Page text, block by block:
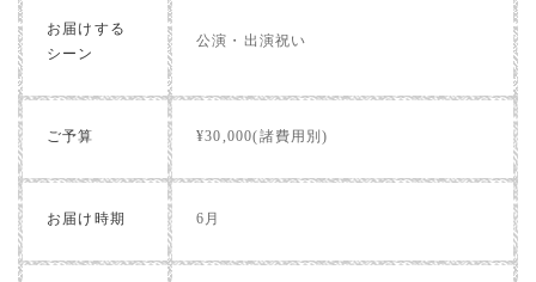
お届けする
シーン
公演・出演祝い
ご予算 ¥30,000(諸費用別)
お届け時期 6月